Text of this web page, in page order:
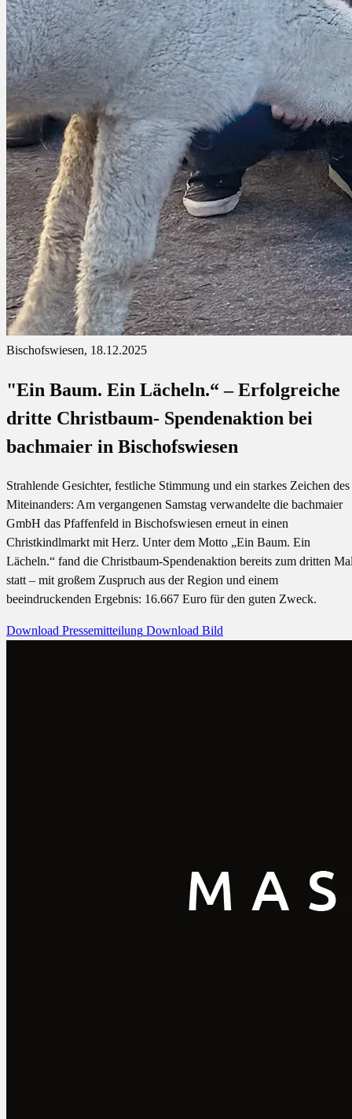
Bischofswiesen, 18.12.2025
"Ein Baum. Ein Lächeln.“ – Erfolgreiche
dritte Christbaum- Spendenaktion bei
bachmaier in Bischofswiesen
Strahlende Gesichter, festliche Stimmung und ein starkes Zeichen des
Miteinanders: Am vergangenen Samstag verwandelte die bachmaier
GmbH das Pfaffenfeld in Bischofswiesen erneut in einen
Christkindlmarkt mit Herz. Unter dem Motto „Ein Baum. Ein
Lächeln.“ fand die Christbaum-Spendenaktion bereits zum dritten
statt – mit großem Zuspruch aus der Region und einem
beeindruckenden Ergebnis: 16.667 Euro für den guten Zweck.
Download Pressemitteilung Download Bild